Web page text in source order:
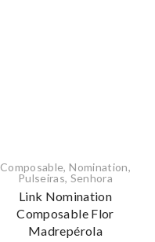
Composable,Nomination,
Pulseiras, Senhora
Link Nomination
Composable Flor
Madrepérola